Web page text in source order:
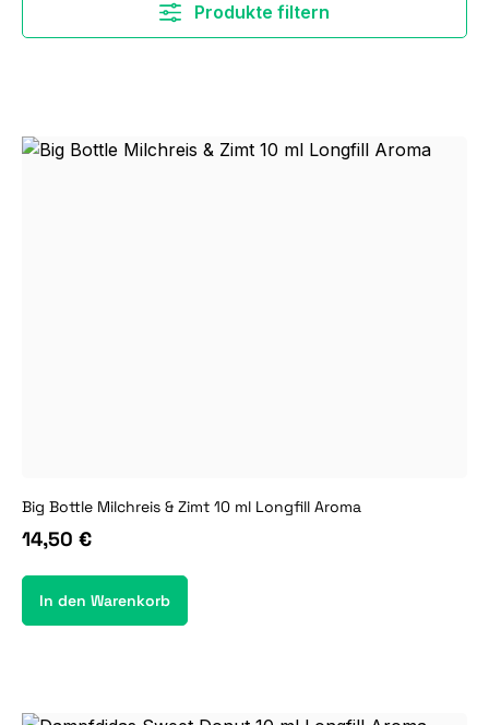
Produkte filtern
Big Bottle Milchreis & Zimt 10 ml Longfill Aroma
14,50 €
In den Warenkorb